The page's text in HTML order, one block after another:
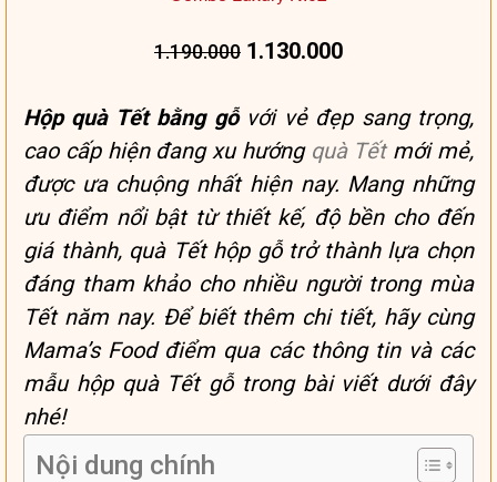
1.190.000 1.130.000
Hộp quà Tết bằng gỗvới vẻ đẹp sang trọng,
cao cấp hiện đang xu hướng quà Tếtmới mẻ,
được ưa chuộng nhất hiện nay. Mang những
ưu điểm nổi bật từ thiết kế, độ bền cho đến
giá thành, quà Tết hộp gỗ trở thành lựa chọn
đáng tham khảo cho nhiều người trong mùa
Tết năm nay. Để biết thêm chi tiết, hãy cùng
Mama’s Food điểm qua các thông tin và các
mẫu hộp quà Tết gỗ trong bài viết dưới đây
nhé!
Nội dung chính